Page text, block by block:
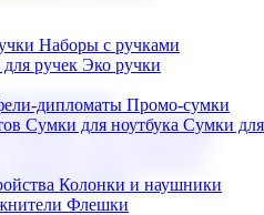
Наборы с ручками
ручек Эко ручки
дипломаты Промо-сумки
Сумки для ноутбука Сумки для
Колонки и наушники
Флешки
Кошельки
Наборы с аккумуляторами
Наборы с ежедневниками
Чайные наборы